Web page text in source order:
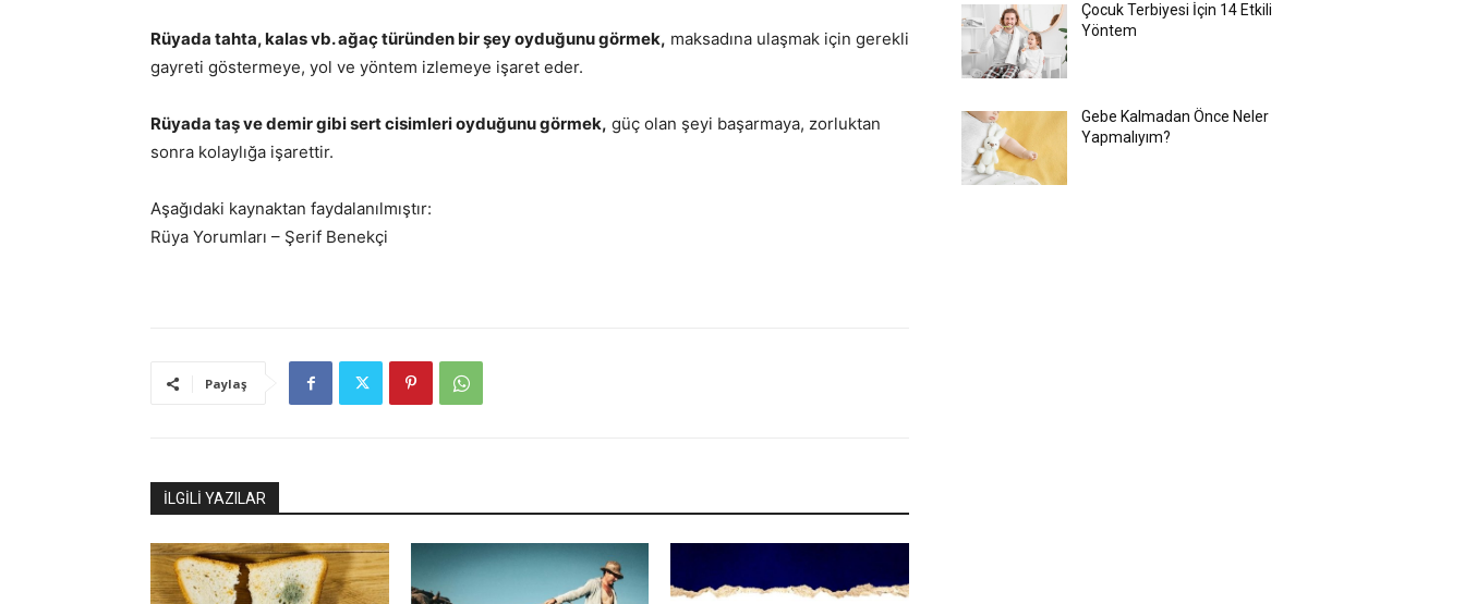
Rüyada tahta, kalas vb. ağaç türünden bir şey oyduğunu görmek, maksadına ulaşmak için gerekli
gayreti göstermeye, yol ve yöntem izlemeye işaret eder.
Rüyada taş ve demir gibi sert cisimleri oyduğunu görmek, güç olan şeyi başarmaya, zorluktan
sonra kolaylığa işarettir.
Aşağıdaki kaynaktan faydalanılmıştır:
Rüya Yorumları – Şerif Benekçi
Paylaş
İLGİLİ YAZILAR
Çocuk Terbiyesi İçin 14 Etkili
Yöntem
Gebe Kalmadan Önce Neler
Yapmalıyım?